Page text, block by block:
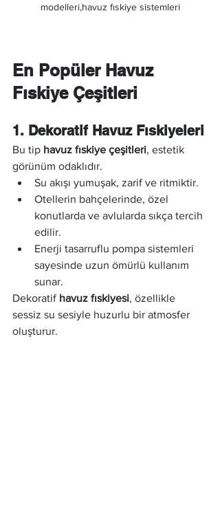
modelleri,havuz fıskiye sistemleri
En Popüler Havuz
Fıskiye Çeşitleri
1. Dekoratif Havuz Fıskiyeleri
Bu tip havuz fıskiye çeşitleri, estetik
görünüm odaklıdır.
Su akışı yumuşak, zarif ve ritmiktir.
Otellerin bahçelerinde, özel
konutlarda ve avlularda sıkça tercih
edilir.
Enerji tasarruflu pompa sistemleri
sayesinde uzun ömürlü kullanım
sunar.
Dekoratif havuz fıskiyesi, özellikle
sessiz su sesiyle huzurlu bir atmosfer
oluşturur.